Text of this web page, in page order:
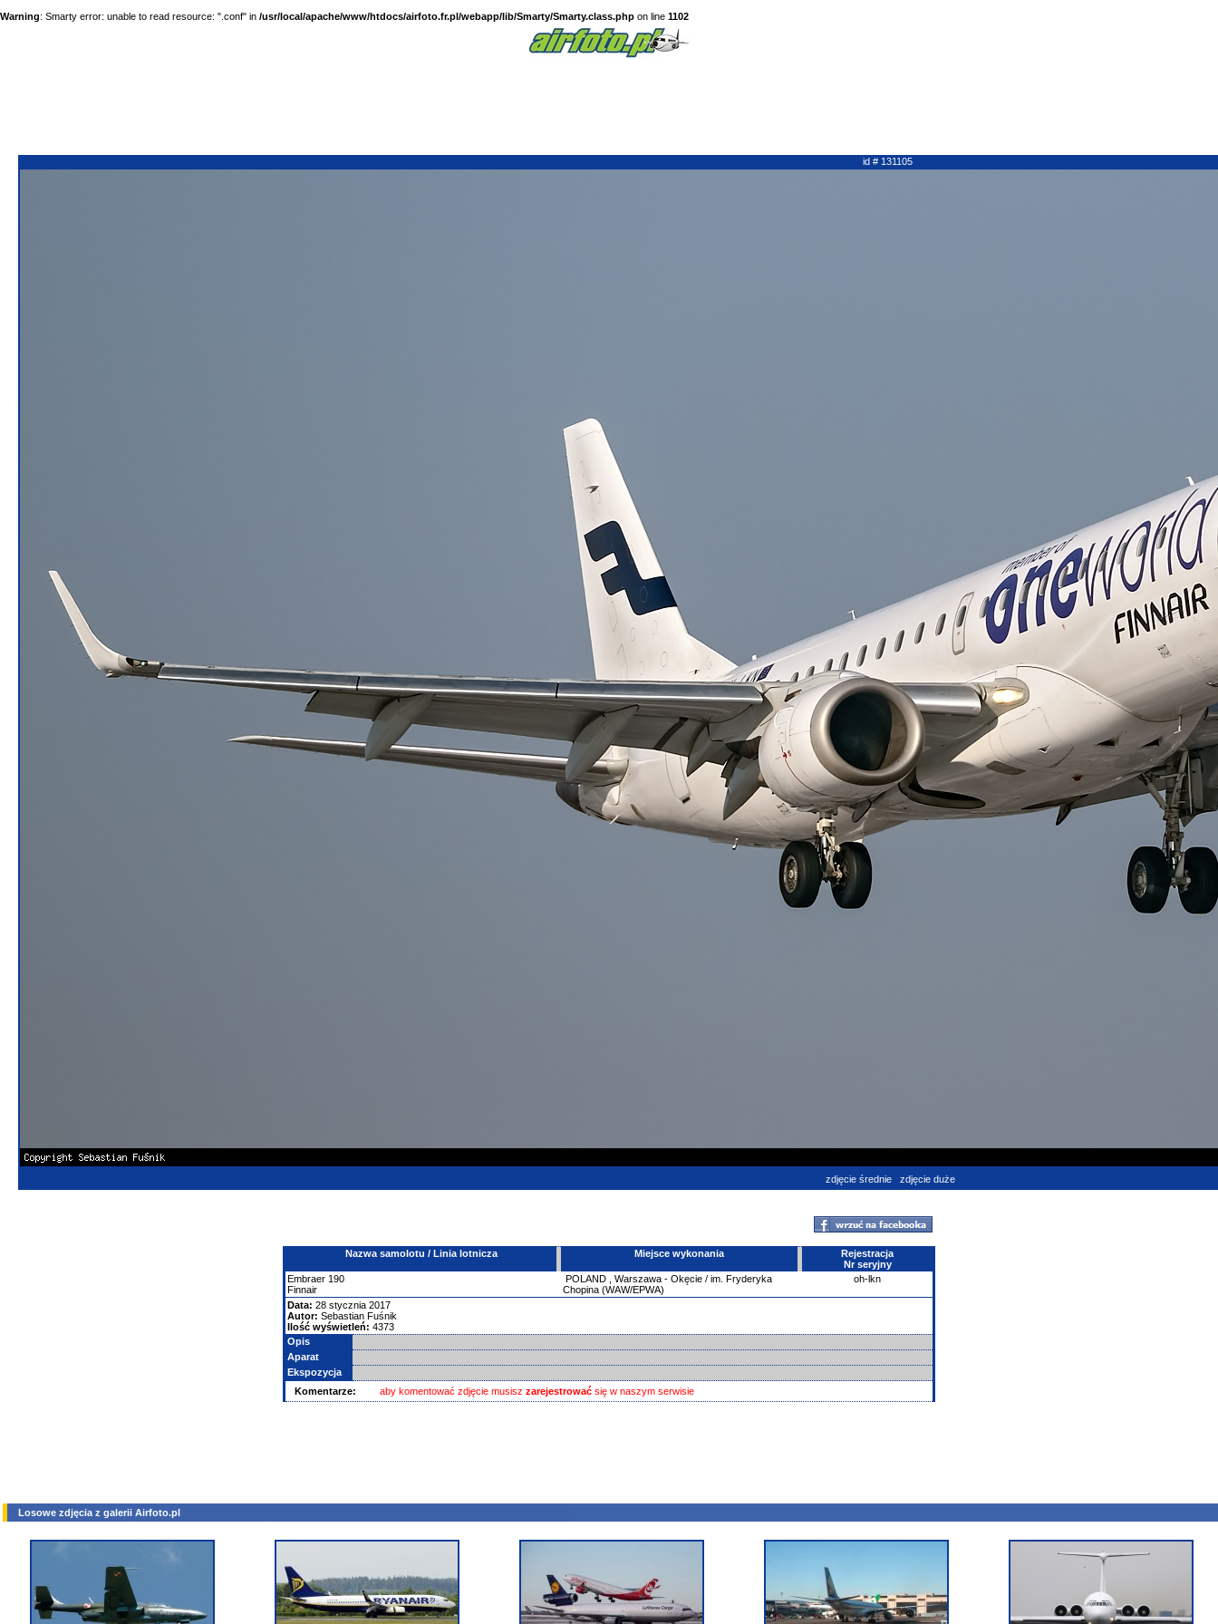
Warning: Smarty error: unable to read resource: ".conf" in /usr/local/apache/www/htdocs/airfoto.fr.pl/webapp/lib/Smarty/Smarty.class.php on line 1102
id # 131105
zdjęcie średnie zdjęcie duże
Nazwa samolotu / Linia lotnicza Miejsce wykonania
Rejestracja
Nr seryjny
Embraer 190
Finnair
POLAND
Warszawa - Okęcie / im. Fryderyka
Chopina (WAW/EPWA)
oh-lkn
Data: 28 stycznia 2017
Autor: Sebastian Fuśnik
Ilość wyświetleń: 4373
Opis
Aparat
Ekspozycja
Komentarze:
aby komentować zdjęcie musisz zarejestrować się w naszym serwisie
Losowe zdjęcia z galerii Airfoto.pl